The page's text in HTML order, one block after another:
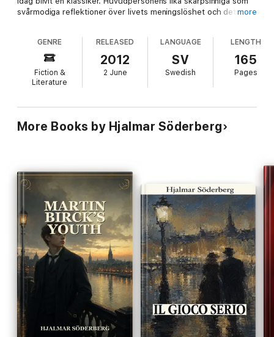
svårmodiga reflektioner över livets meningslöshet och det
exempel doktor Glas återkommande suck "Liv, jag förstår dig
more
GENRE
Fiction &
Literature
RELEASED
2012
2 June
LANGUAGE
SV
Swedish
LENGTH
165
Pages
More Books by Hjalmar Söderberg